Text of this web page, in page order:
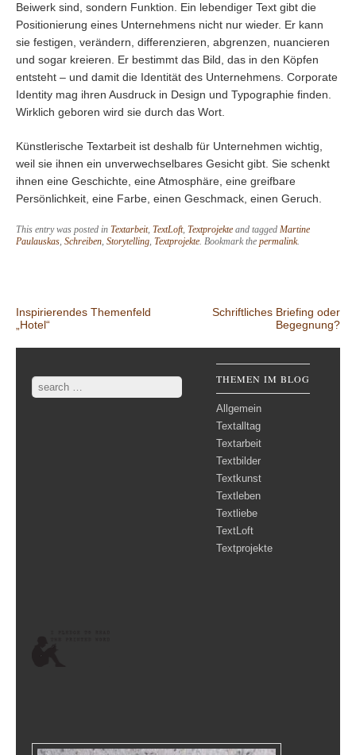
Beiwerk sind, sondern Funktion. Ein lebendiger Text gibt die
Positionierung eines Unternehmens nicht nur wieder. Er kann
sie festigen, verändern, differenzieren, abgrenzen, nuancieren
und sogar kreieren. Er bestimmt das Bild, das in den Köpfen
entsteht – und damit die Identität des Unternehmens. Corporate
Identity mag ihren Ausdruck in Design und Typographie finden.
Wirklich geboren wird sie durch das Wort.
Künstlerische Textarbeit ist deshalb für Unternehmen wichtig,
weil sie ihnen ein unverwechselbares Gesicht gibt. Sie schenkt
ihnen eine Geschichte, eine Atmosphäre, eine greifbare
Persönlichkeit, eine Farbe, einen Geschmack, einen Geruch.
This entry was posted in Textarbeit, TextLoft, Textprojekte and tagged Martine
Paulauskas, Schreiben, Storytelling, Textprojekte. Bookmark the permalink.
Post navigation
Inspirierendes Themenfeld
„Hotel“
Schriftliches Briefing oder
Begegnung?
Search THEMEN IM BLOG
Allgemein
Textalltag
Textarbeit
Textbilder
Textkunst
Textleben
Textliebe
TextLoft
Textprojekte